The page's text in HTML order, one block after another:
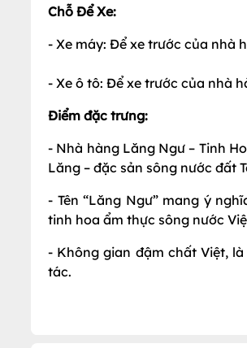
Chỗ Để Xe:
- Xe máy: Để xe trước của nhà
- Xe ô tô: Để xe trước của nhà
Điểm đặc trưng:
- Nhà hàng Lăng Ngư – Tinh
Lăng – đặc sản sông nước đất
- Tên “Lăng Ngư” mang ý
tinh hoa ẩm thực sông nước
- Không gian đậm chất Việt,
tác.